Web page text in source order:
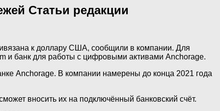
Статьи редакции
к доллару США, сообщили в компании. Для
и банк для работы с цифровыми активами Anchorage.
Anchorage. В компании намерены до конца 2021 года
вносить их на подключённый банковский счёт.